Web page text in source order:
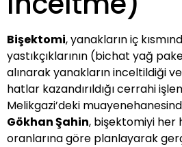
Bişektomi, yanakların iç
yastıkçıklarının (bichat yağ
alınarak yanakların inceltildiği
hatlar kazandırıldığı cerrahi
Melikgazi’deki
Gökhan Şahin, bişektomiyi her
oranlarına göre planlayarak